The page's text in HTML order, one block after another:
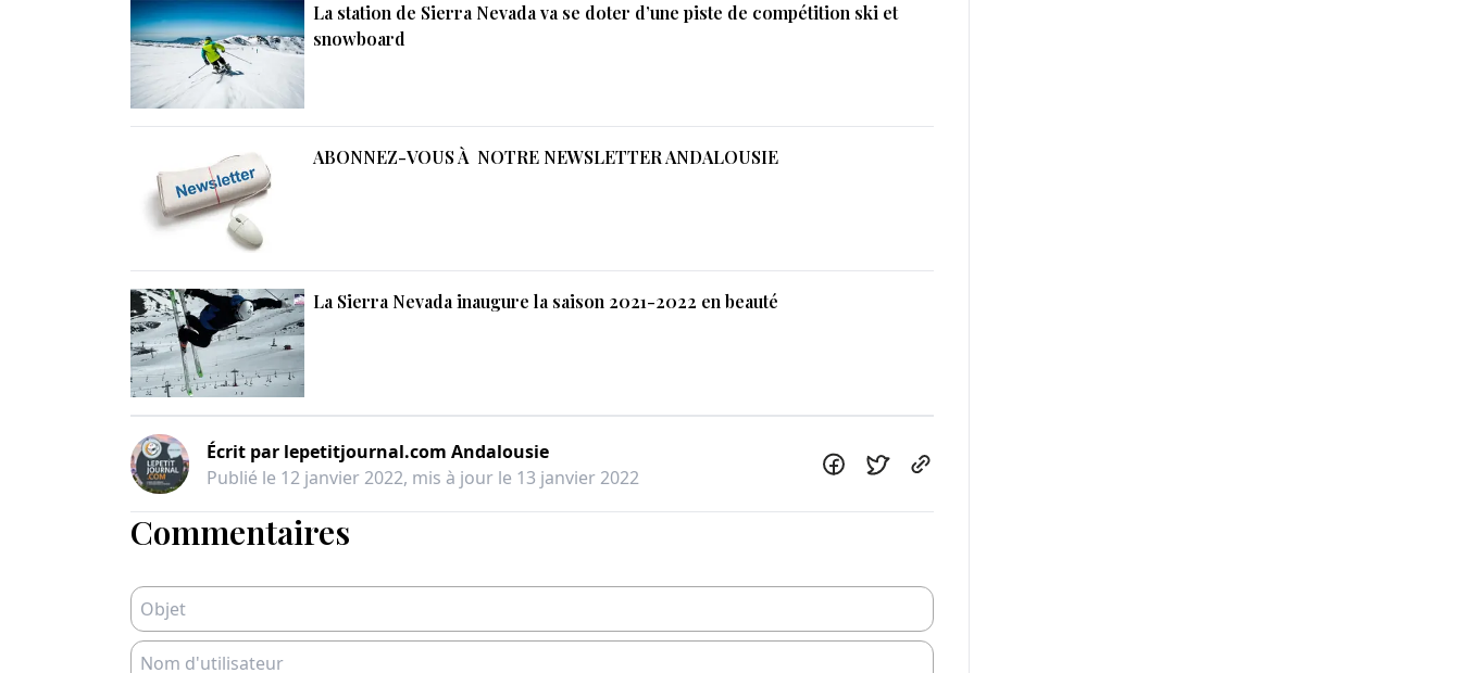
La station de Sierra Nevada va se doter d’une piste de compétition ski et
snowboard
ABONNEZ-VOUS À NOTRE NEWSLETTER ANDALOUSIE
La Sierra Nevada inaugure la saison 2021-2022 en beauté
Écrit par lepetitjournal.com Andalousie
Publié le 12 janvier 2022, mis à jour le 13 janvier 2022
Commentaires